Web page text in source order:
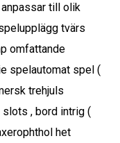
till olik
tvärs
omfattande
spelautomat spel (
trehjuls
, bord intrig (
het